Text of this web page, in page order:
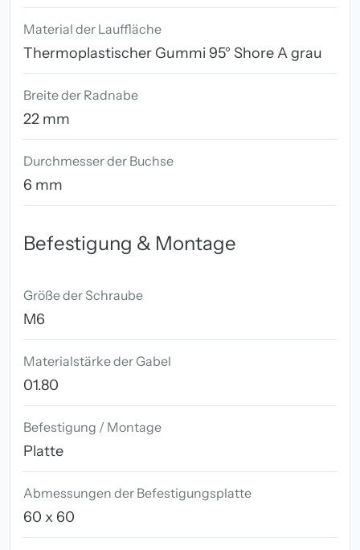
Material der Lauffläche
Thermoplastischer Gummi 95° Shore A grau
Breite der Radnabe
22 mm
Durchmesser der Buchse
6 mm
Befestigung & Montage
Größe der Schraube
M6
Materialstärke der Gabel
01.80
Befestigung / Montage
Platte
Abmessungen der Befestigungsplatte
60 x 60